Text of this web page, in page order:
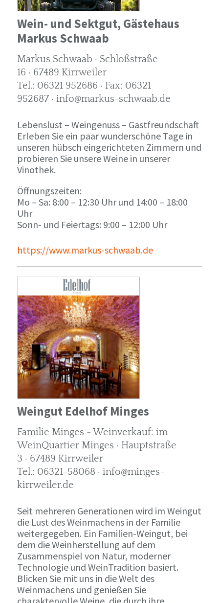
Wein- und Sektgut, Gästehaus
Markus Schwaab
Markus Schwaab · Schloßstraße
16 · 67489 Kirrweiler
Tel.: 06321 952686 · Fax: 06321
952687 · info@markus-schwaab.de
Lebenslust – Weingenuss – Gastfreundschaft
Erleben Sie ein paar wunderschöne Tage in
unseren hübsch eingerichteten Zimmern und
probieren Sie unsere Weine in unserer
Vinothek.
Öffnungszeiten:
Mo – Sa: 8:00 – 12:30 Uhr und 14:00 – 18:00
Uhr
Sonn- und Feiertags: 9:00 – 12:00 Uhr
https://www.markus-schwaab.de
Weingut Edelhof Minges
Familie Minges - Weinverkauf: im
WeinQuartier Minges · Hauptstraße
3 · 67489 Kirrweiler
Tel.: 06321-58068 · info@minges-
kirrweiler.de
Seit mehreren Generationen wird im Weingut
die Lust des Weinmachens in der Familie
weitergegeben. Ein Familien-Weingut, bei
dem die Weinherstellung auf dem
Zusammenspiel von Natur, moderner
Technologie und WeinTradition basiert.
Blicken Sie mit uns in die Welt des
Weinmachens und genießen Sie